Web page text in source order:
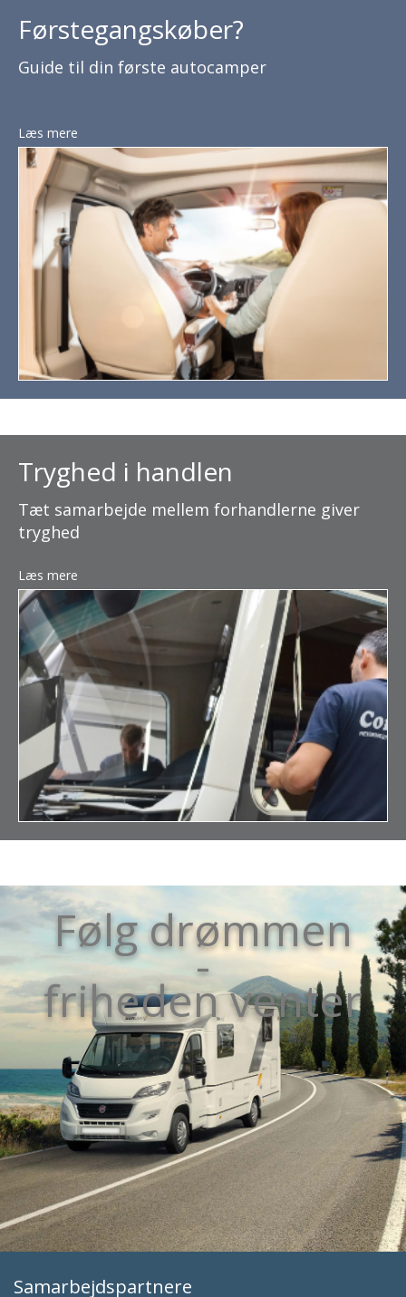
Førstegangskøber?
Guide til din første autocamper
Læs mere
Tryghed i handlen
Tæt samarbejde mellem forhandlerne giver
tryghed
Læs mere
Følg drømmen
-
friheden venter
Samarbejdspartnere